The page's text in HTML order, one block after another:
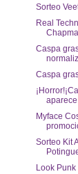
Sorteo
Real
Caspa
Caspa
Myface
Sorteo Kit
Look Punk